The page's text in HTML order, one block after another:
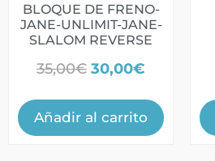
BLOQUE DE FRENO-
JANE-UNLIMIT-JANE-
SLALOM REVERSE
35,00€ 30,00€
Añadir al carrito